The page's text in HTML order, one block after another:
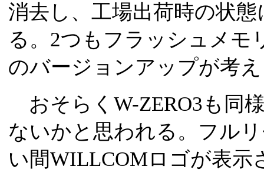
消去し、工場出荷時の状
る。2つもフラッシュメモ
のバージョンアップが考
おそらくW-ZERO3も同
ないかと思われる。フル
い間WILLCOMロゴが表